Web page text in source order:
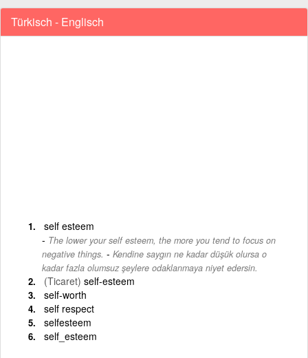
Türkisch - Englisch
self esteem
The lower your self esteem, the more you tend to focus on
negative things. - Kendine saygın ne kadar düşük olursa o
kadar fazla olumsuz şeylere odaklanmaya niyet edersin.
(Ticaret) self-esteem
self-worth
self respect
selfesteem
self_esteem